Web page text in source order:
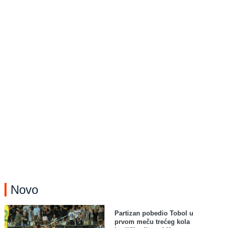
Novo
Partizan pobedio Tobol u
prvom meču trećeg kola